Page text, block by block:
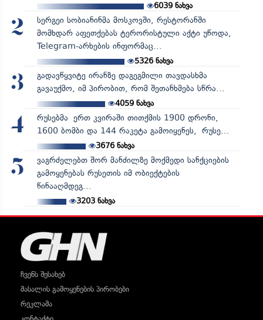
6039 ნახვა
2
სერგეი სობიანინმა მოსკოვში, რესტორანში
მომხდარ აფეთქებას ტერორისტული აქტი უწოდა,
Telegram-არხების ინფორმაც...
5326ნახვა
3
გადავწყვიტე ირანზე დაგეგმილი თავდასხმა
გავაუქმო, იმ პირობით, რომ შეთანხმება სწრა...
4059ნახვა
4
რუსებმა ერთ კვირაში თითქმის 1900 დრონი,
1600 ბომბი და 144 რაკეტა გამოიყენეს, რუსე...
3676ნახვა
5
ვაგრძელებთ შორ მანძილზე მოქმედი სანქციების
გამოყენებას რუსეთის იმ ობიექტების
წინააღმდეგ...
3203ნახვა
ჩვენს შესახებ
მასალის გამოყენების პირობები
რეკლამა